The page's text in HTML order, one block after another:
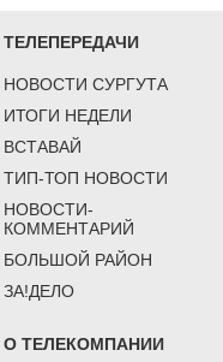
ТЕЛЕПЕРЕДАЧИ
НОВОСТИ СУРГУТА
ИТОГИ НЕДЕЛИ
ВСТАВАЙ
ТИП-ТОП НОВОСТИ
НОВОСТИ-
КОММЕНТАРИЙ
БОЛЬШОЙ РАЙОН
ЗА!ДЕЛО
О ТЕЛЕКОМПАНИИ